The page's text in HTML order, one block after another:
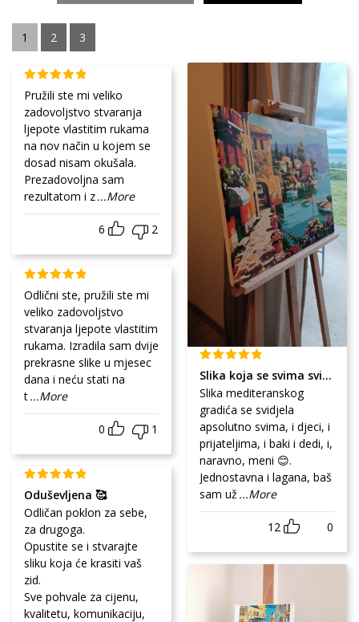
1 2 3
Pružili ste mi veliko
zadovoljstvo stvaranja
ljepote vlastitim rukama
na nov način u kojem se
dosad nisam okušala.
Prezadovoljna sam
rezultatom i z...More
6 2
Odlični ste, pružili ste mi
veliko zadovoljstvo
stvaranja ljepote vlastitim
rukama. Izradila sam dvije
prekrasne slike u mjesec
dana i neću stati na
t...More
0 1
Oduševljena 🥰
Odličan poklon za sebe,
za drugoga.
Opustite se i stvarajte
sliku koja će krasiti vaš
zid.
Sve pohvale za cijenu,
kvalitetu, komunikaciju,
Slika koja se svima sviđa
Slika mediteranskog
gradića se svidjela
apsolutno svima, i djeci, i
prijateljima, i baki i dedi, i,
naravno, meni 😊.
Jednostavna i lagana, baš
sam už ...More
12 0